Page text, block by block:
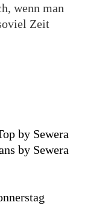
wenn man
Zeit
by Sewera
by Sewera